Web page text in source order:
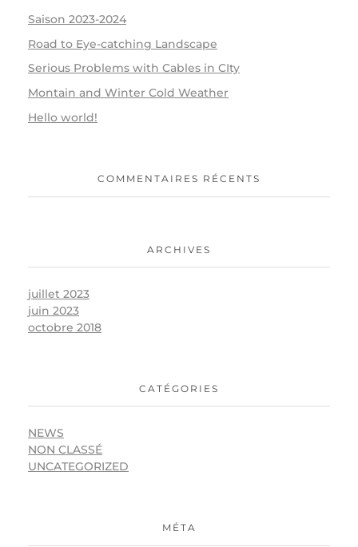
Saison 2023-2024
Road to Eye-catching Landscape
Serious Problems with Cables in CIty
Montain and Winter Cold Weather
Hello world!
COMMENTAIRES RÉCENTS
ARCHIVES
juillet 2023
juin 2023
octobre 2018
CATÉGORIES
NEWS
NON CLASSÉ
UNCATEGORIZED
MÉTA